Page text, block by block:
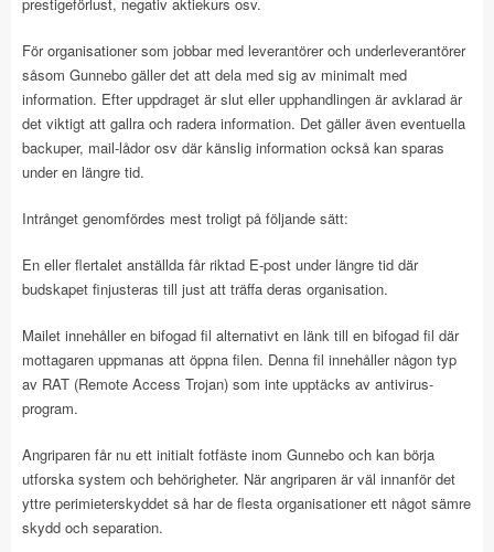
För organisationer som jobbar med leverantörer och underleverantörer
såsom Gunnebo gäller det att dela med sig av minimalt med
information. Efter uppdraget är slut eller upphandlingen är avklarad är
det viktigt att gallra och radera information. Det gäller även eventuella
backuper, mail-lådor osv där känslig information också kan sparas
under en längre tid.
Intrånget genomfördes mest troligt på följande sätt:
En eller flertalet anställda får riktad E-post under längre tid där
budskapet finjusteras till just att träffa deras organisation.
Mailet innehåller en bifogad fil alternativt en länk till en bifogad fil där
mottagaren uppmanas att öppna filen. Denna fil innehåller någon typ
av RAT (Remote Access Trojan) som inte upptäcks av antivirus-
program.
Angriparen får nu ett initialt fotfäste inom Gunnebo och kan börja
utforska system och behörigheter. När angriparen är väl innanför det
yttre perimieterskyddet så har de flesta organisationer ett något sämre
skydd och separation.